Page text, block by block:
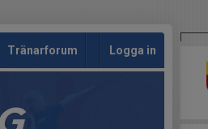
Tränarforum Logga in